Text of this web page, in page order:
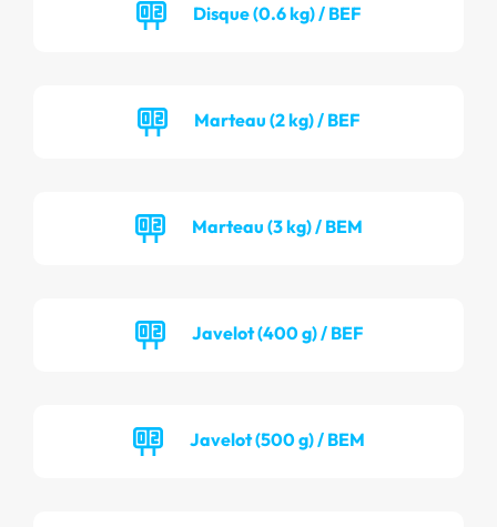
Disque (0.6 kg) / BEF
Marteau (2 kg) / BEF
Marteau (3 kg) / BEM
Javelot (400 g) / BEF
Javelot (500 g) / BEM